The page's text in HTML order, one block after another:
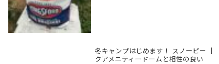
冬キャンプはじめます！ スノーピー
クアメニティードームと相性の良い